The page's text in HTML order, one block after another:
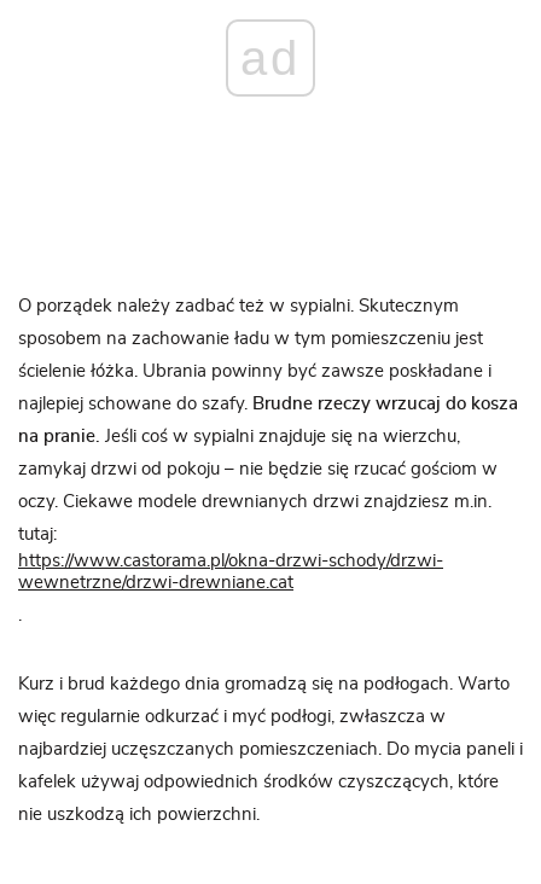
ad
O porządek należy zadbać też w sypialni. Skutecznym
sposobem na zachowanie ładu w tym pomieszczeniu jest
ścielenie łóżka. Ubrania powinny być zawsze poskładane i
najlepiej schowane do szafy. Brudne rzeczy wrzucaj do kosza
na pranie. Jeśli coś w sypialni znajduje się na wierzchu,
zamykaj drzwi od pokoju – nie będzie się rzucać gościom w
oczy. Ciekawe modele drewnianych drzwi znajdziesz m.in.
tutaj:
https://www.castorama.pl/okna-drzwi-schody/drzwi-
wewnetrzne/drzwi-drewniane.cat
.
Kurz i brud każdego dnia gromadzą się na podłogach. Warto
więc regularnie odkurzać i myć podłogi, zwłaszcza w
najbardziej uczęszczanych pomieszczeniach. Do mycia paneli i
kafelek używaj odpowiednich środków czyszczących, które
nie uszkodzą ich powierzchni.